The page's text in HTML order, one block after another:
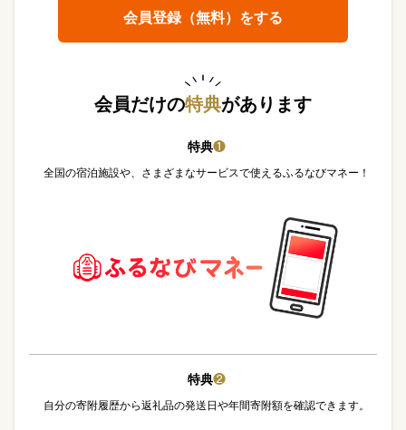
会員登録（無料）をする
会員だけの特典があります
特典❶
全国の宿泊施設や、さまざまなサービスで使えるふるなびマネー！
特典❷
自分の寄附履歴から返礼品の発送日や年間寄附額を確認できます。